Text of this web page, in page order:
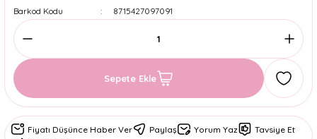
Barkod Kodu
8715427097091
Sepete Ekle
Fiyatı Düşünce Haber Ver Paylaş Yorum Yaz
Tavsiye Et